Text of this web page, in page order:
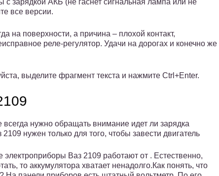
с зарядкой АКБ (не гаснет сигнальная лампа или не
все версии.
на поверхности, а причина – плохой контакт,
реле-регулятор. Удачи на дорогах и конечно же
выделите фрагмент текста и нажмите Ctrl+Enter.
нужно обращать внимание идет ли зарядка
нужен только для того, чтобы завести двигатель
электроприборы Ваз 2109 работают от . Естественно,
то аккумулятора хватает ненадолго.Как понять, что